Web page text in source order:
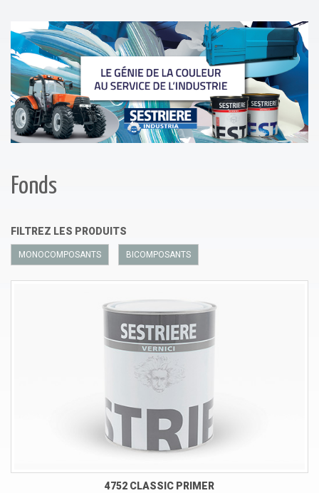
Fonds
FILTREZ LES PRODUITS
MONOCOMPOSANTS BICOMPOSANTS
4752 CLASSIC PRIMER